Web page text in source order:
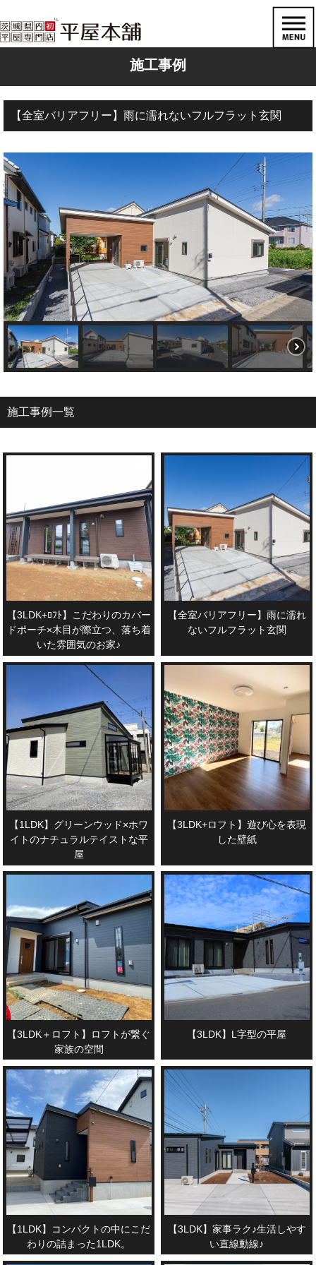
施工事例
【全室バリアフリー】雨に濡れないフルフラット玄関
施工事例一覧
【3LDK+ﾛﾌﾄ】こだわりのカバー
ドポーチ×木目が際立つ、落ち着
いた雰囲気のお家♪
【全室バリアフリー】雨に濡れ
ないフルフラット玄関
【1LDK】グリーンウッド×ホワ
イトのナチュラルテイストな平
屋
【3LDK+ロフト】遊び心を表現
した壁紙
【3LDK＋ロフト】ロフトが繋ぐ
家族の空間
【3LDK】L字型の平屋
【1LDK】コンパクトの中にこだ
わりの詰まった1LDK。
【3LDK】家事ラク♪生活しやす
い直線動線♪